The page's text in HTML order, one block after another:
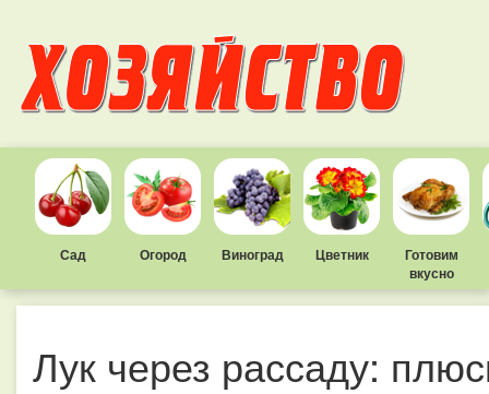
Сад Огород Виноград Цветник
Готовим
вкусно
Лук через рассаду: